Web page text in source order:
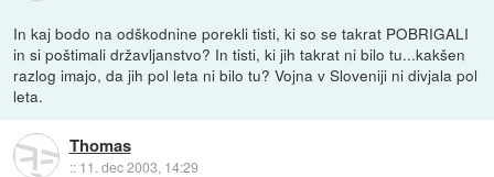
In kaj bodo na odškodnine porekli tisti, ki so se takrat POBRIGALI
in si poštimali državljanstvo? In tisti, ki jih takrat ni bilo tu...kakšen
razlog imajo, da jih pol leta ni bilo tu? Vojna v Sloveniji ni divjala pol
leta.
Thomas
:: 11. dec 2003, 14:29